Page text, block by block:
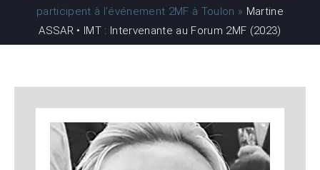
participent à l’événement 2MF à Toulon » Martine
ASSAR • IMT : Intervenante au Forum 2MF (2023)